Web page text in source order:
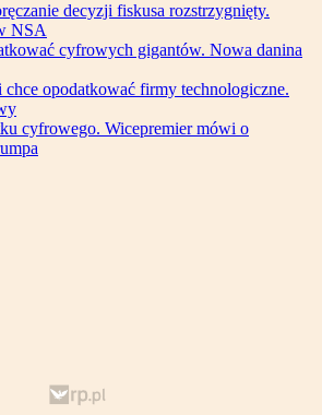
decyzji fiskusa rozstrzygnięty.
NSA
cyfrowych gigantów. Nowa danina
opodatkować firmy technologiczne.
cyfrowego. Wicepremier mówi o